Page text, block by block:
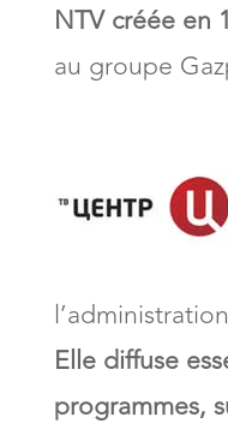
NTV créée en
au groupe
Elle diffuse
programmes,